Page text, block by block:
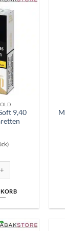
9,40
Soft 9,40 Euro | 20